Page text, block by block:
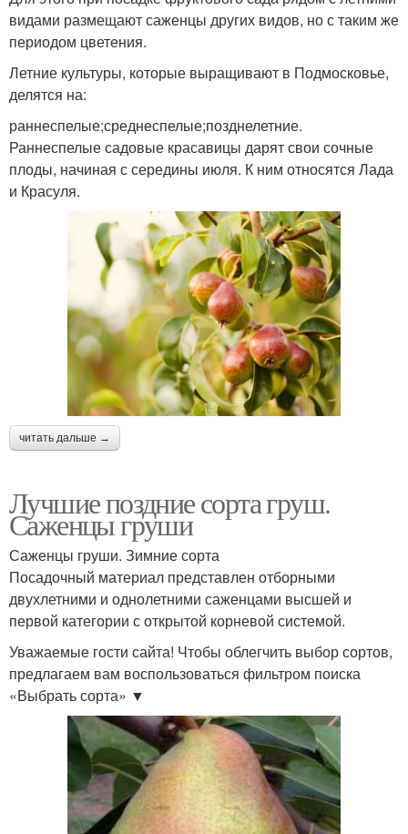
видами размещают саженцы других видов, но с таким же
периодом цветения.
Летние культуры, которые выращивают в Подмосковье,
делятся на:
раннеспелые;среднеспелые;позднелетние.
Раннеспелые садовые красавицы дарят свои сочные
плоды, начиная с середины июля. К ним относятся Лада
и Красуля.
читать дальше →
Лучшие поздние сорта груш.
Саженцы груши
Саженцы груши. Зимние сорта
Посадочный материал представлен отборными
двухлетними и однолетними саженцами высшей и
первой категории с открытой корневой системой.
Уважаемые гости сайта! Чтобы облегчить выбор сортов,
предлагаем вам воспользоваться фильтром поиска
«Выбрать сорта» ▼